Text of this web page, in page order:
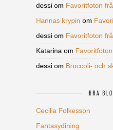
dessi om Favoritfoton
Hannas krypin om
dessi om Favoritfoton
Katarina om
dessi om Broccoli- och
BRA
Cecilia Folkesson
Fantasydining